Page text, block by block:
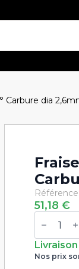
Carbure dia
51,18€
quantité
de
Multi-
Multi-
Nos prix